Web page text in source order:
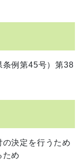
条例第45号）第38
決定を行うため
ため